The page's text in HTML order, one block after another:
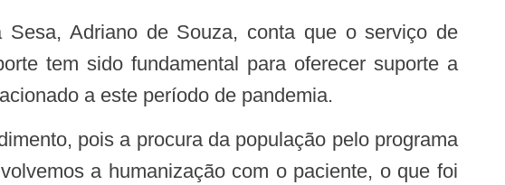
tem sido fundamental para oferecer suporte a
a este período de pandemia.
a humanização com o paciente, o que foi